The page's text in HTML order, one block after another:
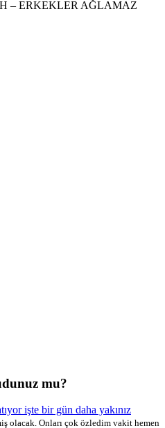
– ERKEKLER AĞLAMAZ
mu?
işte bir gün daha yakınız
olacak. Onları çok özledim vakit hemen